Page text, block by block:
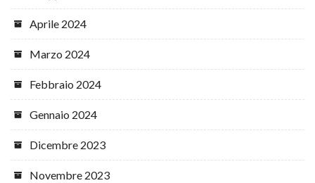
Aprile 2024
Marzo 2024
Febbraio 2024
Gennaio 2024
Dicembre 2023
Novembre 2023